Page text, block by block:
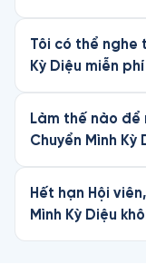
Tôi có thể nghe
Kỳ Diệu miễn
Làm thế nào để
Chuyển Mình Kỳ
Hết hạn Hội
Mình Kỳ Diệu